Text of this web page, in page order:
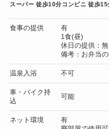
スーパー 徒歩10分 コンビニ 徒歩15
食事の提供
有
1食(昼)
休日の提供：無
備考：お弁当の
温泉入浴 不可
車・バイク持
込
可能
ネット環境
有